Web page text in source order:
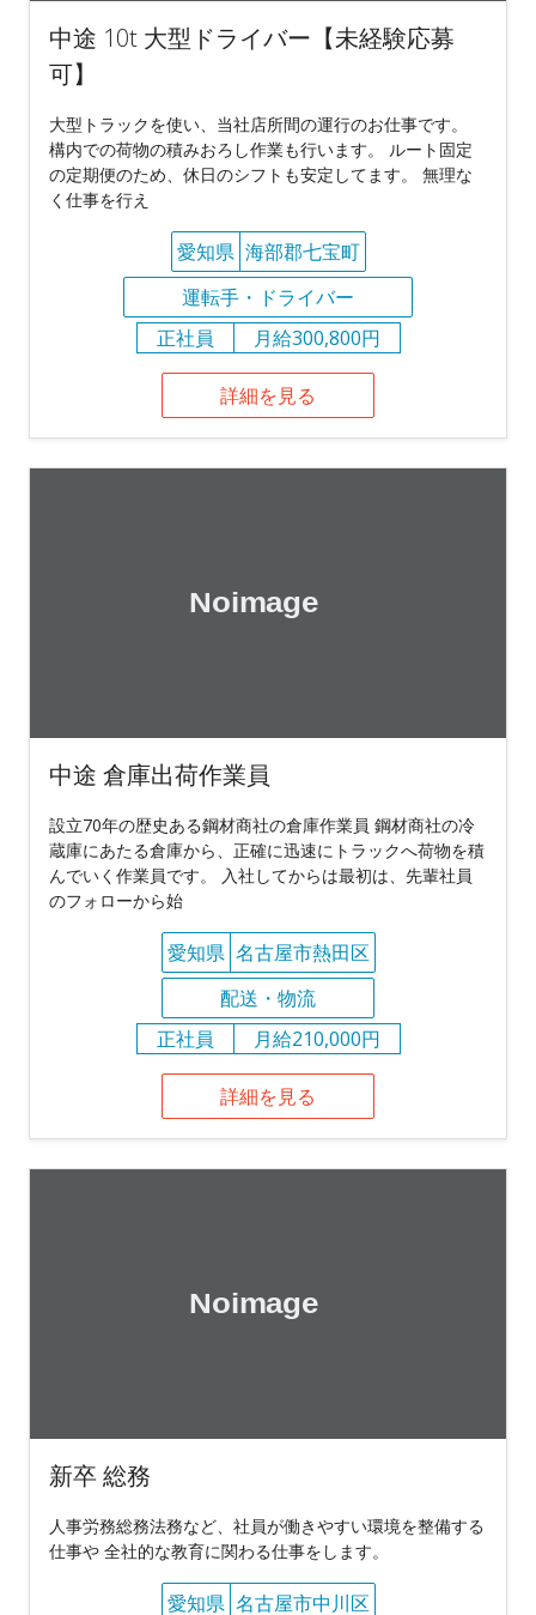
中途 10t 大型ドライバー【未経験応募
可】
大型トラックを使い、当社店所間の運行のお仕事です。
構内での荷物の積みおろし作業も行います。 ルート固定
の定期便のため、休日のシフトも安定してます。 無理な
く仕事を行え
愛知県 海部郡七宝町
運転手・ドライバー
正社員
月給300,800円
詳細を見る
中途 倉庫出荷作業員
設立70年の歴史ある鋼材商社の倉庫作業員 鋼材商社の冷
蔵庫にあたる倉庫から、正確に迅速にトラックへ荷物を積
んでいく作業員です。 入社してからは最初は、先輩社員
のフォローから始
愛知県 名古屋市熱田区
配送・物流
正社員
月給210,000円
詳細を見る
新卒 総務
人事労務総務法務など、社員が働きやすい環境を整備する
仕事や 全社的な教育に関わる仕事をします。
愛知県 名古屋市中川区